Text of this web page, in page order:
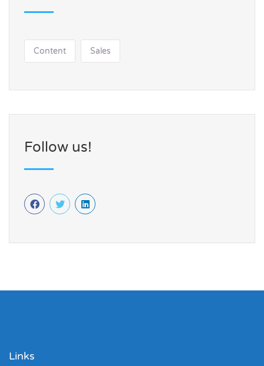
Content Sales
Follow us!
Links